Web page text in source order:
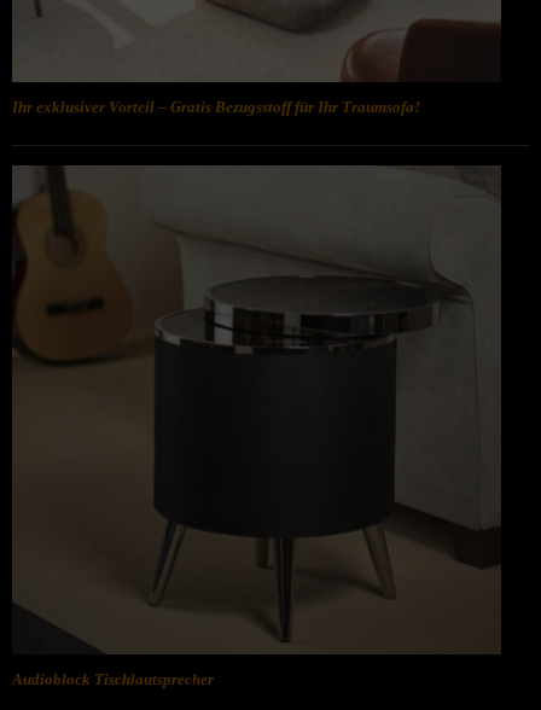
Ihr exklusiver Vorteil – Gratis Bezugsstoff für Ihr Traumsofa!
Audioblock Tischlautsprecher